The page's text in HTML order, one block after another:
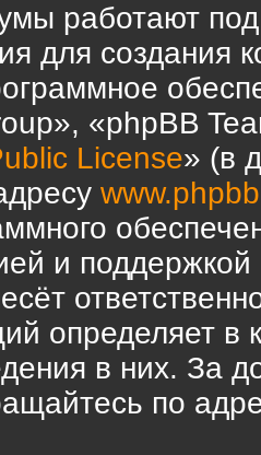
работают под
для создания
«phpBB
License» (в
и
определяет в
в них. За
по